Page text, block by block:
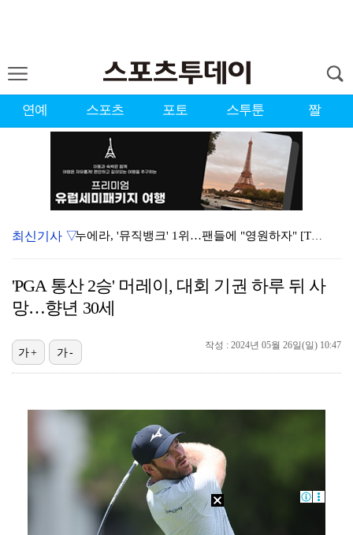
연예 스포츠 포토 스투툰 짤
누에라, '뮤직뱅크' 1위…팬들에 "영원하자" [TV캡…
대한축구협회의 '심판 성접대'…최악의 경우 런던 올림픽…
진세연, 전속계약 종료…FA 시장 나왔다 [공식]
대놓고 '심판 마사지'로 결재 받기도…최종 결재권자는 …
[ST포토] 정지효, 반가운 손인사
외신까지 퍼지고 있는 축구협회 성접대 논란…2002 한…
최신기사 ▽
'PGA 통산 2승' 머레이, 대회 기권 하루 뒤 사
망…향년 30세
작성 : 2024년 05월 26일(일) 10:47
가+ 가-